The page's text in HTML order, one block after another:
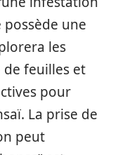
une
les
de feuilles et
pour
La prise de
peut